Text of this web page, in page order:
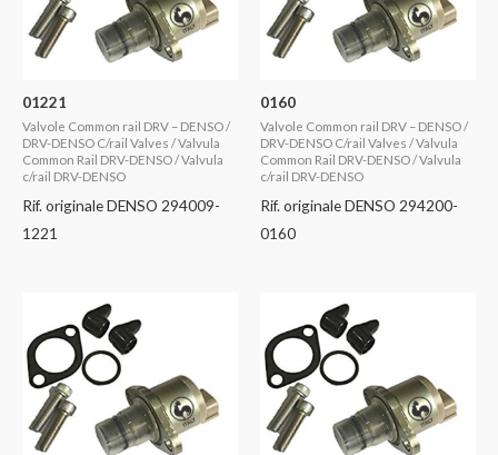
01221
Valvole Common rail DRV – DENSO /
DRV-DENSO C/rail Valves / Valvula
Common Rail DRV-DENSO / Valvula
c/rail DRV-DENSO
Rif. originale DENSO 294009-
1221
0160
Valvole Common rail DRV – DENSO /
DRV-DENSO C/rail Valves / Valvula
Common Rail DRV-DENSO / Valvula
c/rail DRV-DENSO
Rif. originale DENSO 294200-
0160